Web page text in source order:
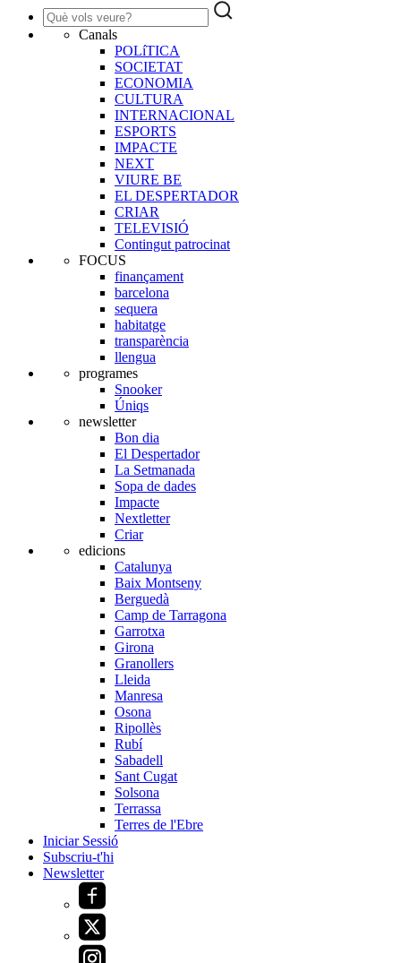
Canals
POLíTICA
SOCIETAT
ECONOMIA
CULTURA
INTERNACIONAL
ESPORTS
IMPACTE
NEXT
VIURE BE
EL DESPERTADOR
CRIAR
TELEVISIÓ
Contingut patrocinat
FOCUS
finançament
barcelona
sequera
habitatge
transparència
llengua
programes
Snooker
Úniqs
newsletter
Bon dia
El Despertador
La Setmanada
Sopa de dades
Impacte
Nextletter
Criar
edicions
Catalunya
Baix Montseny
Berguedà
Camp de Tarragona
Garrotxa
Girona
Granollers
Lleida
Manresa
Osona
Ripollès
Rubí
Sabadell
Sant Cugat
Solsona
Terrassa
Terres de l'Ebre
Iniciar Sessió
Subscriu-t'hi
Newsletter